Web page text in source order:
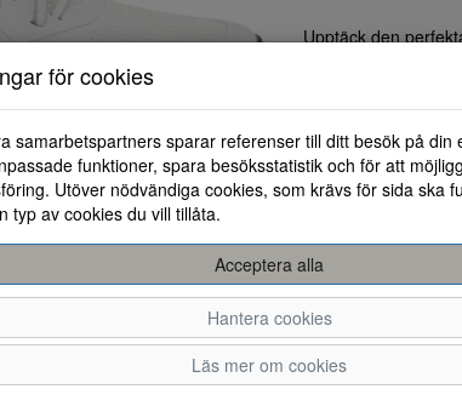
Upptäck den
Viking. Skorna är
språng i staden
Materialet är lätt
slitstark och ger
bekvämt. Den
känsla vid varje steg.
Den moderna
mångsidigt val för
40 41 42
för cookies
samarbetspartners sparar referenser till ditt besök på din
funktioner, spara besöksstatistik och för att
Utöver nödvändiga cookies, som krävs för sida ska
typ av cookies du vill tillåta.
Acceptera alla
Hantera cookies
Läs mer om cookies